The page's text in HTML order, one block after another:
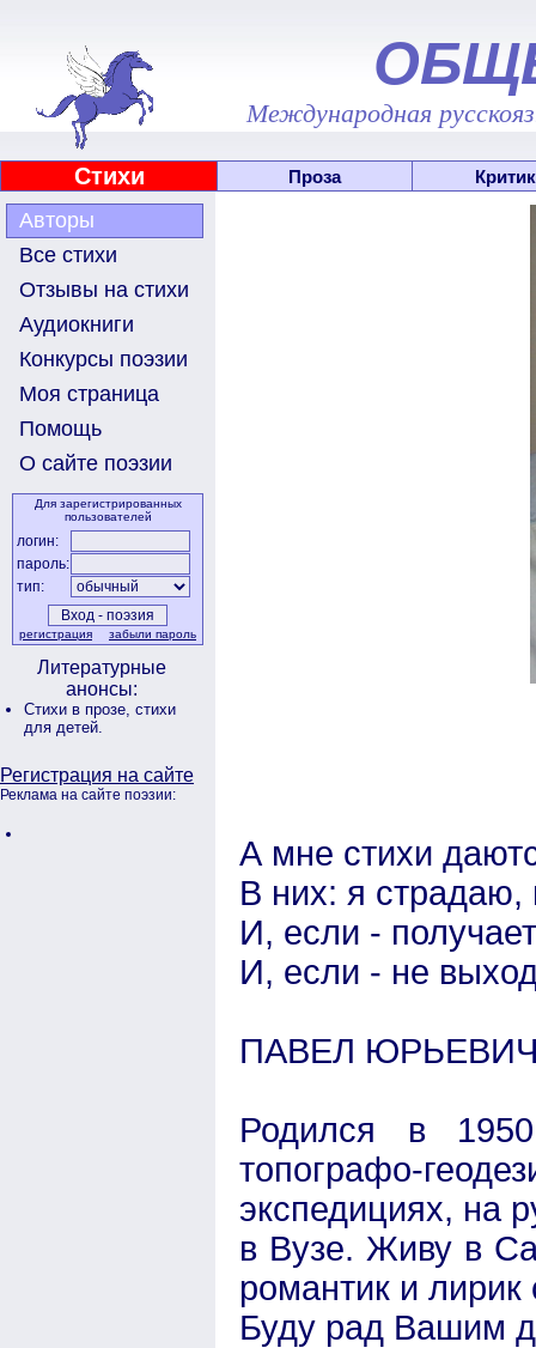
Международная
Стихи Проза
Авторы
Все стихи
Отзывы на стихи
Аудиокниги
Конкурсы поэзии
Моя страница
Помощь
О сайте поэзии
Для зарегистрированных
пользователей
логин:
пароль:
тип:
регистрация забыли пароль
Литературные
анонсы:
Стихи в прозе, стихи
для детей.
Регистрация на сайте
Реклама на сайте поэзии:
А мне стихи
В них: я страдаю,
И, если -
И, если - не
ПАВЕЛ
Родился в
топографо-
экспедициях, на
в Вузе. Живу в
романтик и
Буду рад Вашим